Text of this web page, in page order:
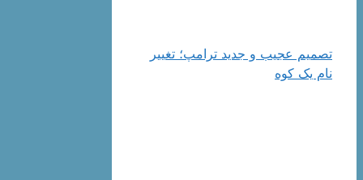
تصمیم عجیب و جدید ترامپ؛ تغییر
نام یک کوه